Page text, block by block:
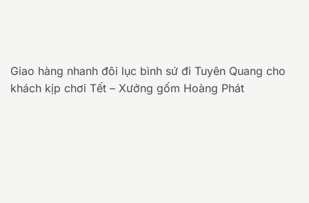
Giao hàng nhanh đôi lục bình sứ đi Tuyên Quang cho
khách kịp chơi Tết – Xưởng gốm Hoàng Phát